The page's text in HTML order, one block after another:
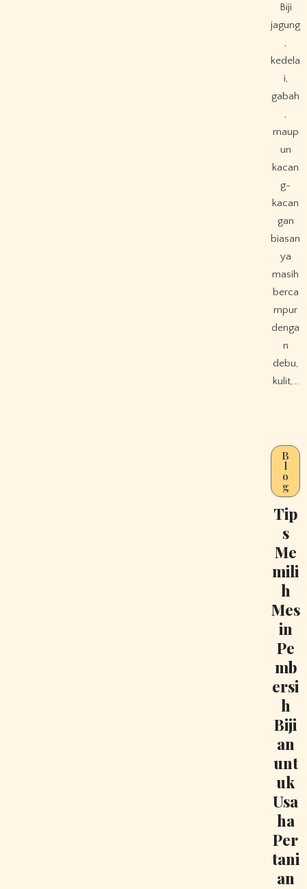
Biji
jagung
,
kedela
i,
gabah
,
maup
un
kacan
g-
kacan
gan
biasan
ya
masih
berca
mpur
denga
n
debu,
kulit,…
B
l
o
g
Tip
s
Me
mili
h
Mes
in
Pe
mb
ersi
h
Biji
an
unt
uk
Usa
ha
Per
tani
an